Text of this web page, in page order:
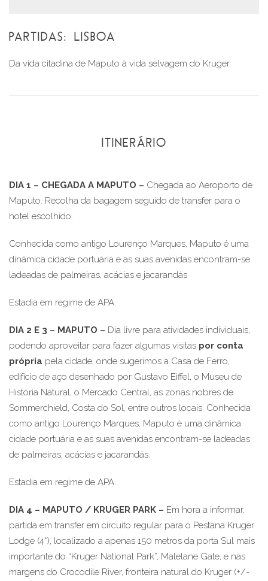
PARTIDAS: LISBOA
Da vida citadina de Maputo à vida selvagem do Kruger.
ITINERÁRIO
DIA 1 – CHEGADA A MAPUTO – Chegada ao Aeroporto de
Maputo. Recolha da bagagem seguido de transfer para o
hotel escolhido.
Conhecida como antigo Lourenço Marques, Maputo é uma
dinâmica cidade portuária e as suas avenidas encontram-se
ladeadas de palmeiras, acácias e jacarandás
Estadia em regime de APA.
DIA 2 E 3 – MAPUTO – Dia livre para atividades individuais,
podendo aproveitar para fazer algumas visitas por conta
própria pela cidade, onde sugerimos a Casa de Ferro,
edifício de aço desenhado por Gustavo Eiffel, o Museu de
História Natural, o Mercado Central, as zonas nobres de
Sommerchield, Costa do Sol, entre outros locais. Conhecida
como antigo Lourenço Marques, Maputo é uma dinâmica
cidade portuária e as suas avenidas encontram-se ladeadas
de palmeiras, acácias e jacarandás.
Estadia em regime de APA.
DIA 4 – MAPUTO / KRUGER PARK – Em hora a informar,
partida em transfer em circuito regular para o Pestana Kruger
Lodge (4*), localizado a apenas 150 metros da porta Sul mais
importante do “Kruger National Park”, Malelane Gate, e nas
margens do Crocodile River, fronteira natural do Kruger (+/-